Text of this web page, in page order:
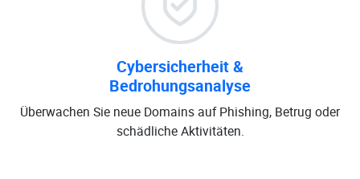
Cybersicherheit &
Bedrohungsanalyse
Überwachen Sie neue Domains auf Phishing, Betrug oder
schädliche Aktivitäten.